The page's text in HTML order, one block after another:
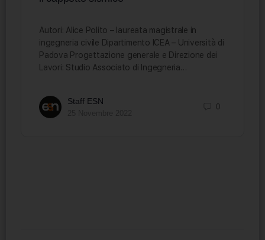
Autori: Alice Polito – laureata magistrale in
ingegneria civile Dipartimento ICEA – Università di
Padova Progettazione generale e Direzione dei
Lavori: Studio Associato di Ingegneria…
Staff ESN
0